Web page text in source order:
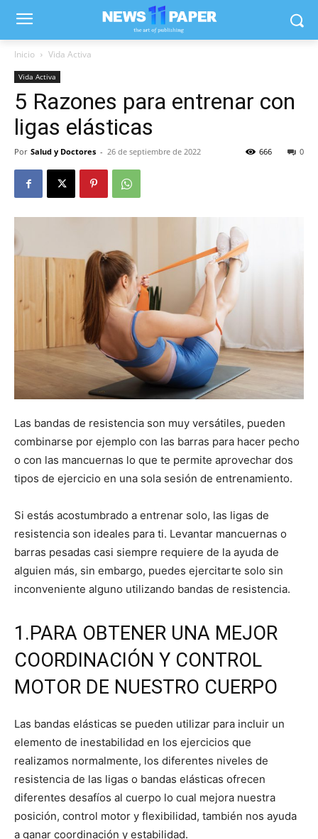
Inicio Vida Activa
Vida Activa
5 Razones para entrenar con
ligas elásticas
Por Salud y Doctores - 26 de septiembre de 2022 0
666
Las bandas de resistencia son muy versátiles, pueden
combinarse por ejemplo con las barras para hacer pecho
o con las mancuernas lo que te permite aprovechar dos
tipos de ejercicio en una sola sesión de entrenamiento.
Si estás acostumbrado a entrenar solo, las ligas de
resistencia son ideales para ti. Levantar mancuernas o
barras pesadas casi siempre requiere de la ayuda de
alguien más, sin embargo, puedes ejercitarte solo sin
inconveniente alguno utilizando bandas de resistencia.
1.PARA OBTENER UNA MEJOR
COORDINACIÓN Y CONTROL
MOTOR DE NUESTRO CUERPO
Las bandas elásticas se pueden utilizar para incluir un
elemento de inestabilidad en los ejercicios que
realizamos normalmente, los diferentes niveles de
resistencia de las ligas o bandas elásticas ofrecen
diferentes desafíos al cuerpo lo cual mejora nuestra
posición, control motor y flexibilidad, también nos ayuda
a ganar coordinación y estabilidad.